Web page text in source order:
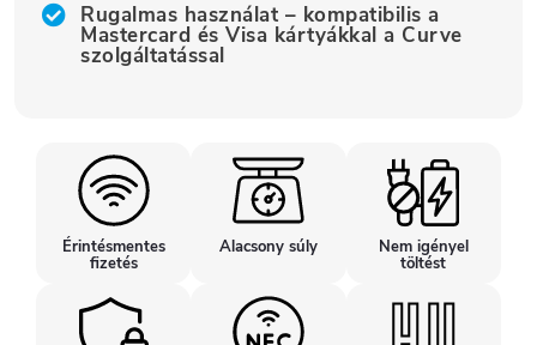
Rugalmas használat – kompatibilis a
Mastercard és Visa kártyákkal a Curve
szolgáltatással
Érintésmentes
fizetés
Alacsony súly Nem igényel
töltést